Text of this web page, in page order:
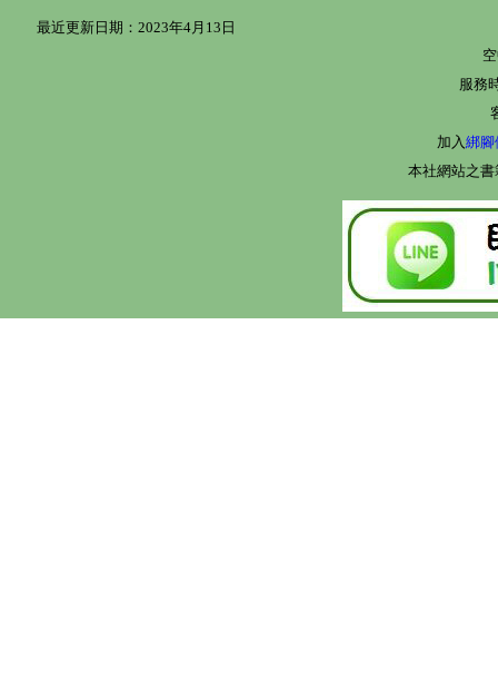
最近更新日期：2023年4月13日
服務
加入綁腳
本社網站之